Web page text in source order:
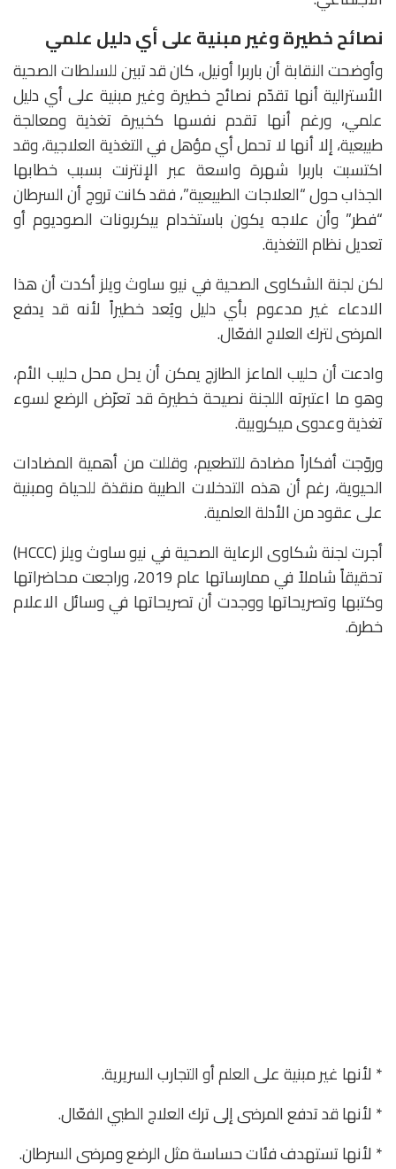
نصائح خطيرة وغير مبنية على أي دليل علمي
وأوضحت النقابة أن باربرا أونيل، كان قد تبين للسلطات الصحية
الأسترالية أنها تقدّم نصائح خطيرة وغير مبنية على أي دليل
علمي، ورغم أنها تقدم نفسها كخبيرة تغذية ومعالجة
طبيعية، إلا أنها لا تحمل أي مؤهل في التغذية العلاجية، وقد
اكتسبت باربرا شهرة واسعة عبر الإنترنت بسبب خطابها
الجذاب حول “العلاجات الطبيعية”، فقد كانت تروج أن السرطان
“فطر” وأن علاجه يكون باستخدام بيكربونات الصوديوم أو
تعديل نظام التغذية.
لكن لجنة الشكاوى الصحية في نيو ساوث ويلز أكدت أن هذا
الادعاء غير مدعوم بأي دليل ويُعد خطيراً لأنه قد يدفع
المرضى لترك العلاج الفعّال.
وادعت أن حليب الماعز الطازج يمكن أن يحل محل حليب الأم،
وهو ما اعتبرته اللجنة نصيحة خطيرة قد تعرّض الرضع لسوء
تغذية وعدوى ميكروبية.
وروّجت أفكاراً مضادة للتطعيم، وقللت من أهمية المضادات
الحيوية، رغم أن هذه التدخلات الطبية منقذة للحياة ومبنية
على عقود من الأدلة العلمية.
أجرت لجنة شكاوى الرعاية الصحية في نيو ساوث ويلز (HCCC)
تحقيقاً شاملاً في ممارساتها عام 2019، وراجعت محاضراتها
وكتبها وتصريحاتها ووجدت أن تصريحاتها في وسائل الاعلام
خطرة.
* لأنها غير مبنية على العلم أو التجارب السريرية.
* لأنها قد تدفع المرضى إلى ترك العلاج الطبي الفعّال.
* لأنها تستهدف فئات حساسة مثل الرضع ومرضى السرطان.